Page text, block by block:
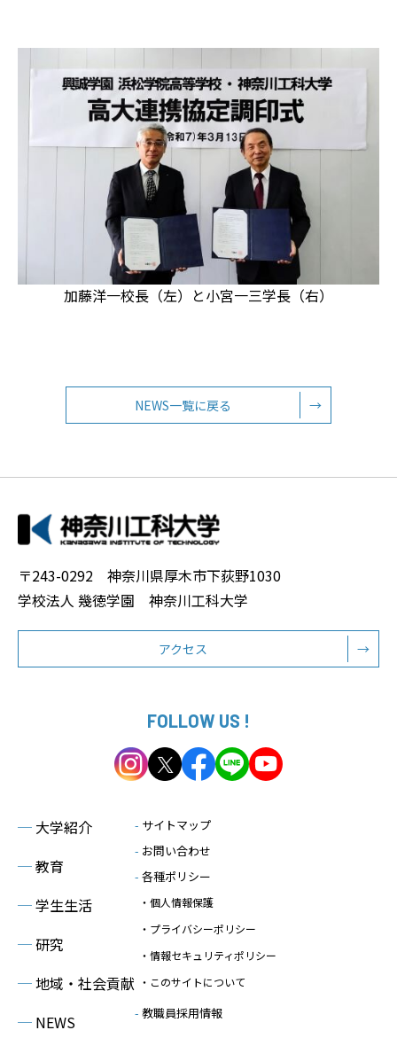
加藤洋一校長（左）と小宮一三学長（右）
NEWS一覧に戻る →
〒243-0292 神奈川県厚木市下荻野1030
学校法人 幾徳学園 神奈川工科大学
アクセス →
FOLLOW US !
─ 大学紹介
─教育
─学生生活
─研究
─地域・社会貢献
─ NEWS
- サイトマップ
- お問い合わせ
- 各種ポリシー
・個人情報保護
・プライバシーポリシー
・情報セキュリティポリシー
・このサイトについて
- 教職員採用情報